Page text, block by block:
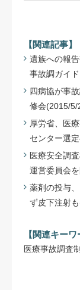
【関連記事】
遺族への報
事故調ガイ
四病協が事
修会(2015/5/
厚労省、医
センター選
医療安全調
運営委員会
薬剤の投与
ず皮下注射
【関連キーワ
医療事故調査